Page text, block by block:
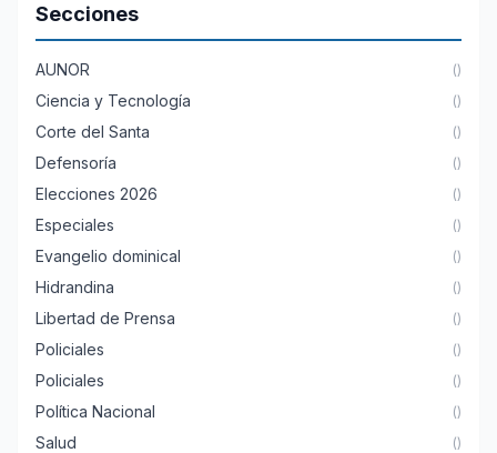
Secciones
AUNOR ()
Ciencia y Tecnología ()
Corte del Santa ()
Defensoría ()
Elecciones 2026 ()
Especiales ()
Evangelio dominical ()
Hidrandina ()
Libertad de Prensa ()
Policiales ()
Policiales ()
Política Nacional ()
Salud ()